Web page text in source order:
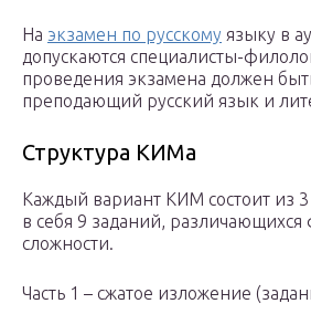
На экзамен по русскому языку в
допускаются специалисты-
проведения экзамена должен
преподающий русский язык и
Структура КИМа
Каждый вариант КИМ состоит из 3
в себя 9 заданий,
сложности.
Часть 1 – сжатое изложение